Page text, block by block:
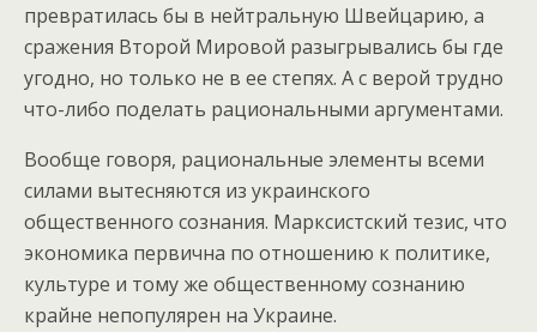
превратилась бы в нейтральную Швейцарию, а
сражения Второй Мировой разыгрывались бы где
угодно, но только не в ее степях. А с верой трудно
что-либо поделать рациональными аргументами.
Вообще говоря, рациональные элементы всеми
силами вытесняются из украинского
общественного сознания. Марксистский тезис, что
экономика первична по отношению к политике,
культуре и тому же общественному сознанию
крайне непопулярен на Украине.